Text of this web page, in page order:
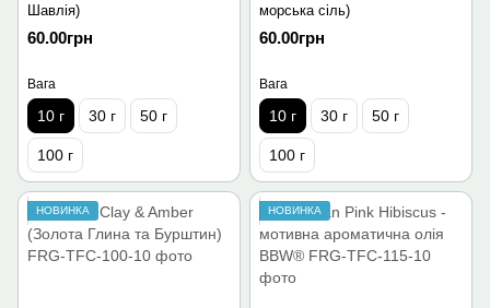
Шавлія)
60.00грн
Вага
10 г 30 г 50 г
100 г
морська сіль)
60.00грн
Вага
10 г 30 г 50 г
100 г
НОВИНКА НОВИНКА